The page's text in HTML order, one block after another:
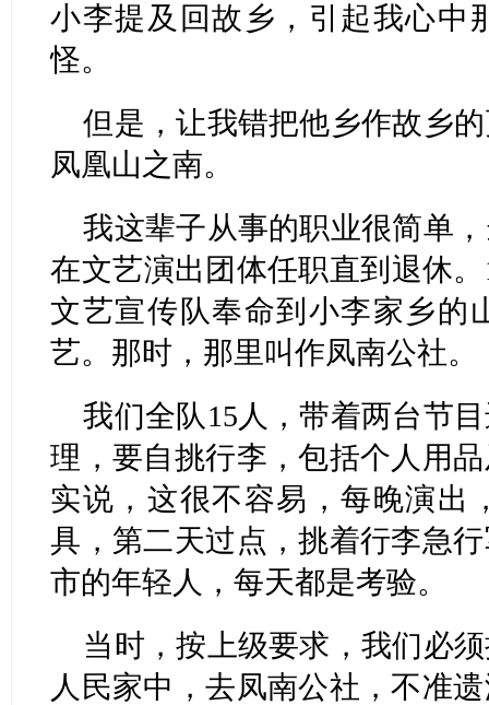
小李提及回故乡，引起我心中
怪。
但是，让我错把他乡作故乡
凤凰山之南。
我这辈子从事的职业很简单
在文艺演出团体任职直到退休
文艺宣传队奉命到小李家乡的
艺。那时，那里叫作凤南公社。
我们全队15人，带着两台节
理，要自挑行李，包括个人用
实说，这很不容易，每晚演出
具，第二天过点，挑着行李急
市的年轻人，每天都是考验。
当时，按上级要求，我们必
人民家中，去凤南公社，不准